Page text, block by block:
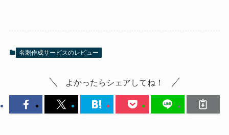
名刺作成サービスのレビュー
よかったらシェアしてね！